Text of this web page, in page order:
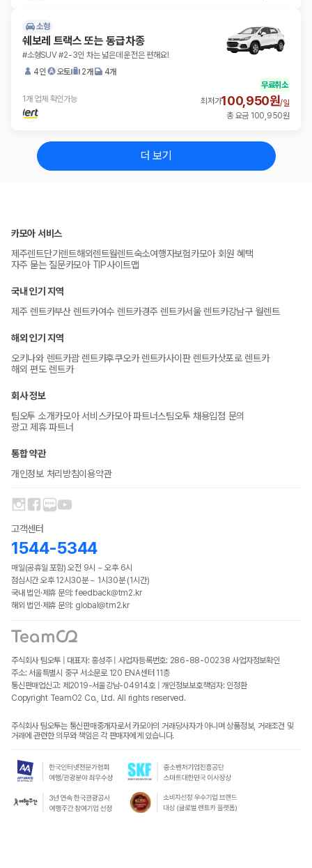
소형
쉐보레 트랙스 또는 동급차종
#소형SUV #2-3인 차는 넓은데 운전은 편해요!
4인
오토 2개 4개
1개 업체 확인가능
무료취소
최저가100,950원/일
총 요금 100,950원
더 보기
카모아 서비스
제주렌트단기렌트해외렌트월렌트숙소여행자보험카모아 회원 혜택
자주 묻는 질문카모아 TIP사이트맵
국내 인기 지역
제주 렌트카부산 렌트카여수 렌트카경주 렌트카서울 렌트카강남구 월렌트
해외 인기 지역
오키나와 렌트카괌 렌트카후쿠오카 렌트카사이판 렌트카삿포로 렌트카
해외 편도 렌트카
회사 정보
팀오투 소개카모아 서비스카모아 파트너스팀오투 채용입점 문의
광고 제휴 파트너
통합 약관
개인정보 처리방침이용약관
고객센터
1544-5344
매일(공휴일 포함) 오전 9시 ~ 오후 6시
점심시간 오후 12시30분 ~ 1시30분 (1시간)
국내 법인·제휴 문의: feedback@tm2.kr
해외 법인·제휴 문의: global@tm2.kr
주식회사 팀오투 | 대표자: 홍성주 | 사업자등록번호: 286-88-00238 사업자정보확인
주소: 서울특별시 중구 서소문로 120 ENA센터 11층
통신판매업신고: 제2019-서울강남-04914호 | 개인정보보호책임자: 인정환
Copyright TeamO2 Co., Ltd. All rights reserved.
주식회사 팀오투는 통신판매중개자로서 카모아의 거래당사자가 아니며 상품정보, 거래조건 및
거래에 관련한 의무와 책임은 각 판매자에게 있습니다.